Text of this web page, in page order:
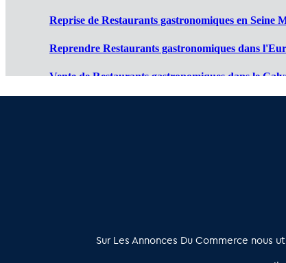
Reprise de Restaurants gastronomiques en Seine
Reprendre Restaurants gastronomiques dans
Vente de Restaurants gastronomiques dans le
Sur Les Annonces Du Commerce